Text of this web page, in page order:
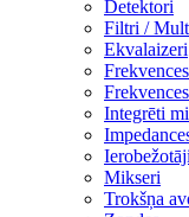
Detektori
Filtri /
Ekvalaizeri
Integrēti
Ierobežotāji
Mikseri
Trokšņa